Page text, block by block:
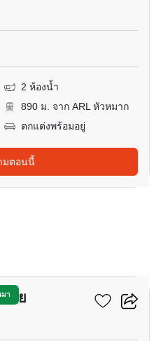
2 ห้องน้ำ
890 ม. จาก ARL หัวหมาก
ตกแต่งพร้อมอยู่
มตอนนี้
มามัย